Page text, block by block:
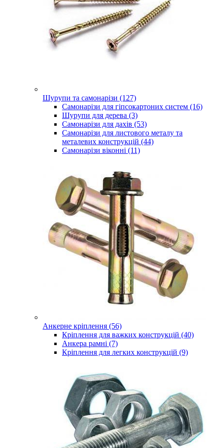
Шурупи та самонарізи (127)
Самонарізи для гіпсокартоних систем (16)
Шурупи для дерева (3)
Самонарізи для дахів (53)
Самонарізи для листового металу та
металевих конструкцій (44)
Самонарізи віконні (11)
Анкерне кріплення (56)
Кріплення для важких конструкцій (40)
Анкера рамні (7)
Кріплення для легких конструкцій (9)